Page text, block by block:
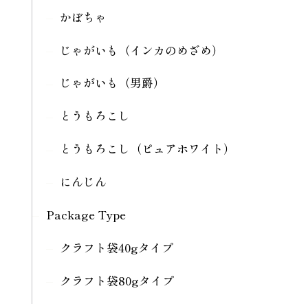
かぼちゃ
じゃがいも（インカのめざめ）
じゃがいも（男爵）
とうもろこし
とうもろこし（ピュアホワイト）
にんじん
Package Type
クラフト袋40gタイプ
クラフト袋80gタイプ